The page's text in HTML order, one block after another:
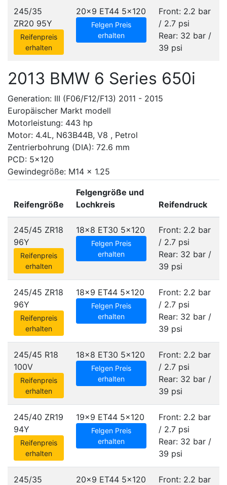
245/35
ZR20 95Y
Reifenpreis
erhalten
20x9 ET44 5x120
Felgen Preis
erhalten
Front: 2.2 bar
/ 2.7 psi
Rear: 32 bar /
39 psi
2013 BMW 6 Series 650i
Generation: III (F06/F12/F13) 2011 - 2015
Europäischer Markt modell
Motorleistung: 443 hp
Motor: 4.4L, N63B44B, V8 , Petrol
Zentrierbohrung (DIA): 72.6 mm
PCD: 5x120
Gewindegröße: M14 x 1.25
Reifengröße
Felgengröße und
Lochkreis
Reifendruck
245/45 ZR18
96Y
Reifenpreis
erhalten
18x8 ET30 5x120
Felgen Preis
erhalten
Front: 2.2 bar
/ 2.7 psi
Rear: 32 bar /
39 psi
245/45 ZR18
96Y
Reifenpreis
erhalten
18x9 ET44 5x120
Felgen Preis
erhalten
Front: 2.2 bar
/ 2.7 psi
Rear: 32 bar /
39 psi
245/45 R18
100V
Reifenpreis
erhalten
18x8 ET30 5x120
Felgen Preis
erhalten
Front: 2.2 bar
/ 2.7 psi
Rear: 32 bar /
39 psi
245/40 ZR19
94Y
Reifenpreis
erhalten
19x9 ET44 5x120
Felgen Preis
erhalten
Front: 2.2 bar
/ 2.7 psi
Rear: 32 bar /
39 psi
245/35
20x9 ET44 5x120
Front: 2.2 bar